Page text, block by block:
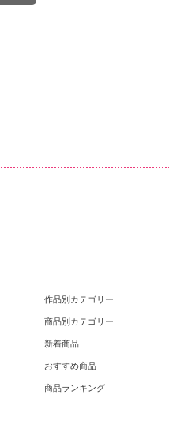
作品別カテゴリー
商品別カテゴリー
新着商品
おすすめ商品
商品ランキング